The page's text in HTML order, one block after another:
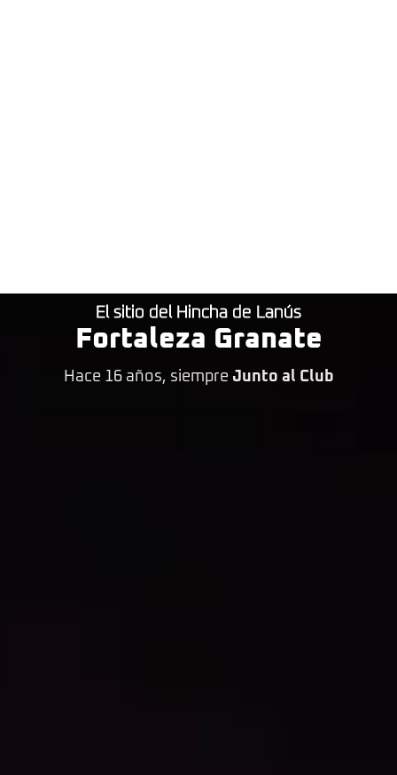
El sitio del Hincha de Lanús
Fortaleza Granate
Hace 16 años, siempre Junto al Club